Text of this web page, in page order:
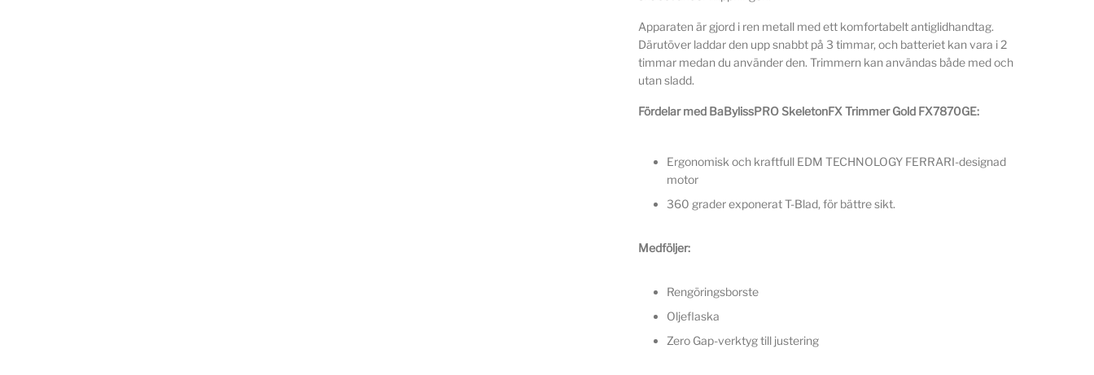
Apparaten är gjord i ren metall med ett komfortabelt antiglidhandtag.
Därutöver laddar den upp snabbt på 3 timmar, och batteriet kan vara i 2
timmar medan du använder den. Trimmern kan användas både med och
utan sladd.
Fördelar med BaBylissPRO SkeletonFX Trimmer Gold FX7870GE:
Ergonomisk och kraftfull EDM TECHNOLOGY FERRARI-designad
motor
360 grader exponerat T-Blad, för bättre sikt.
Medföljer:
Rengöringsborste
Oljeflaska
Zero Gap-verktyg till justering